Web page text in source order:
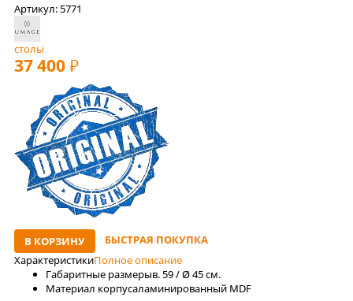
Артикул: 5771
столы
37 400 РУБ
В КОРЗИНУ
БЫСТРАЯ ПОКУПКА
ХарактеристикиПолное описание
Габаритные размерыв. 59 / Ø 45 см.
Материал корпусаламинированный MDF